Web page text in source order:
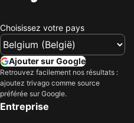
Avani Pattaya Resort
D Varee Jomtien Beach
Nova Gold Hotel Pattaya
Aster Hotel and Residence by At Mind
Mercure Pattaya Ocean Resort
Jomtien Hisotel
Holiday Inn Pattaya By Ihg
Choisissez votre pays
Ajouter sur Google
Retrouvez facilement nos résultats :
ajoutez trivago comme source
préférée sur Google.
Entreprise